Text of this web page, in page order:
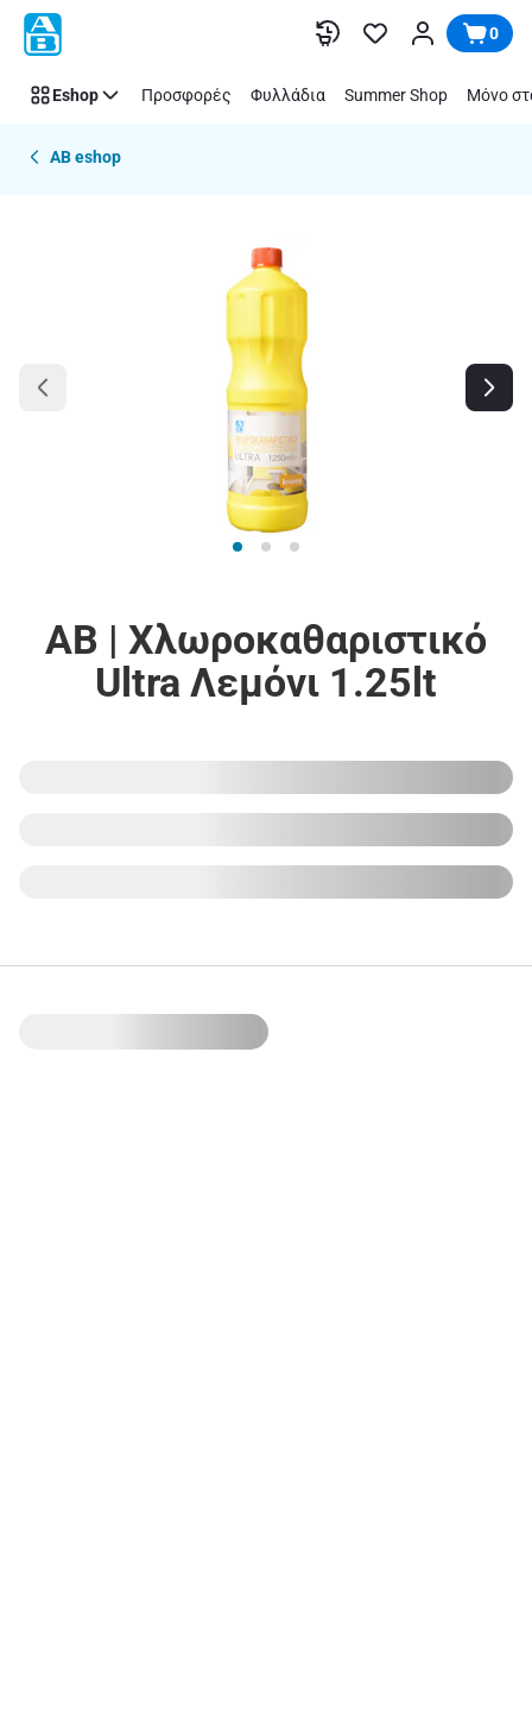
Παράλειψη 0
Eshop Προσφορές Φυλλάδια Summer Shop Μόνο
AB eshop
ΑΒ | Χλωροκαθαριστικό
Ultra Λεμόνι 1.25lt